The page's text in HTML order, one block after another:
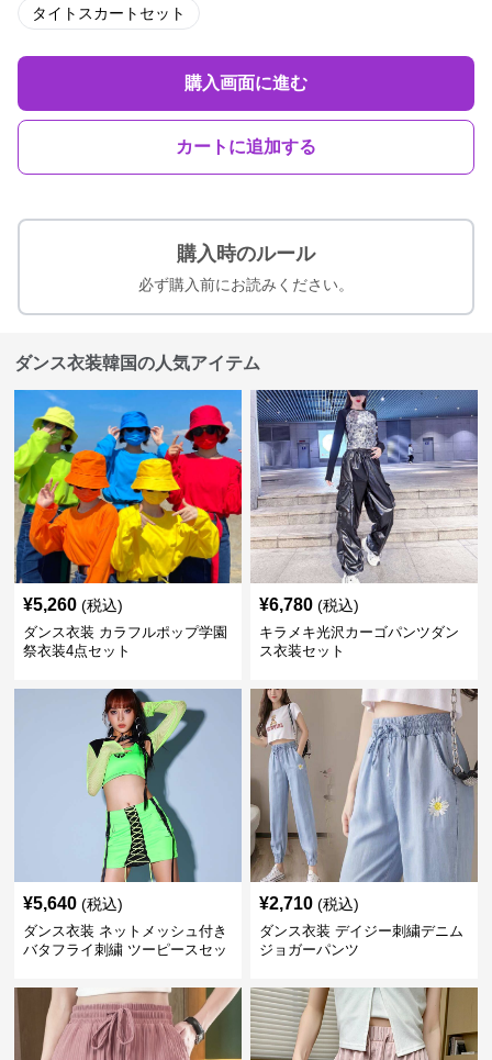
タイトスカートセット
購入画面に進む
カートに追加する
購入時のルール
必ず購入前にお読みください。
ダンス衣装韓国の人気アイテム
¥5,260 (税込)
ダンス衣装 カラフルポップ学園
祭衣装4点セット
¥6,780 (税込)
キラメキ光沢カーゴパンツダン
ス衣装セット
¥5,640 (税込)
ダンス衣装 ネットメッシュ付き
バタフライ刺繍 ツーピースセッ
¥2,710 (税込)
ダンス衣装 デイジー刺繍デニム
ジョガーパンツ